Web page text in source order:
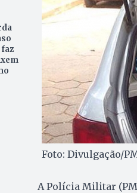
Foto: Divulgação/
A Polícia Militar